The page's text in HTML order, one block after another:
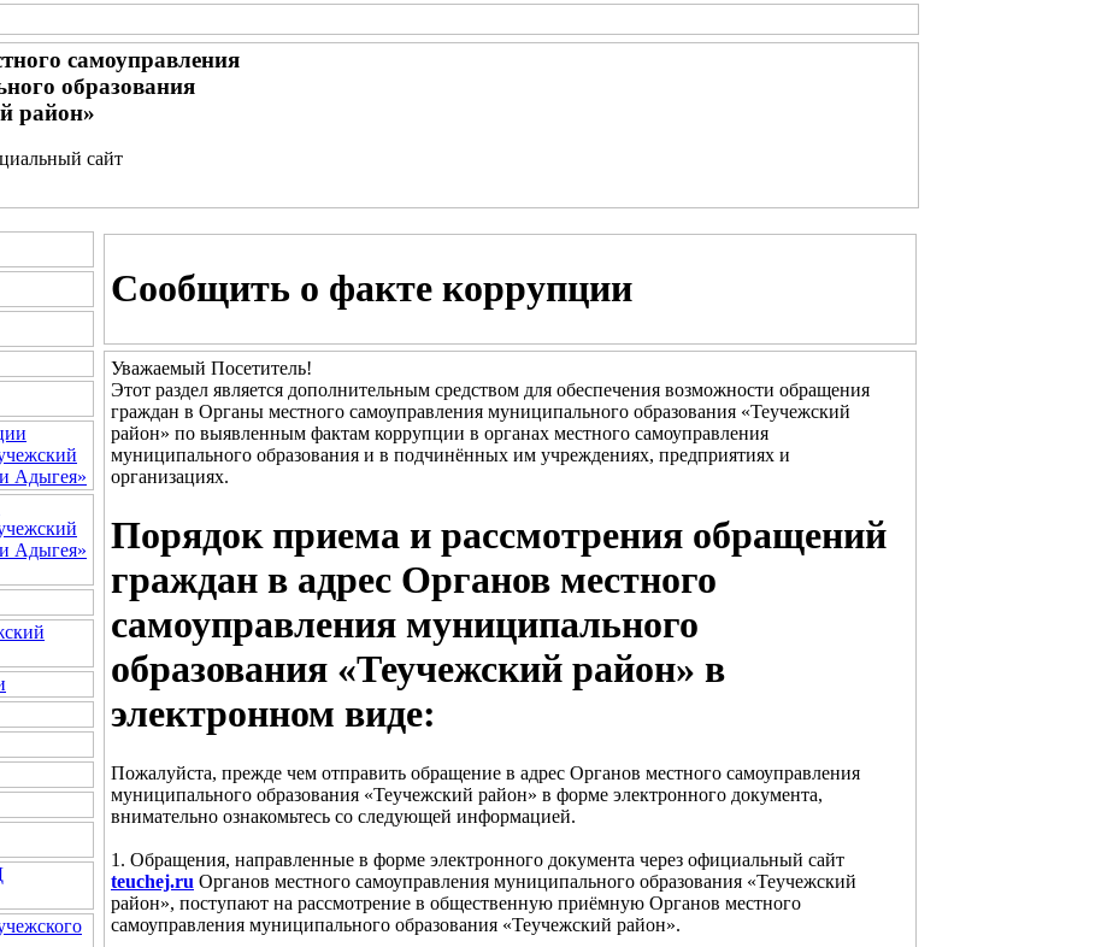
самоуправления
образования
район»
сайт
Адыгея»
Адыгея»
Сообщить о факте коррупции
Уважаемый Посетитель!
Этот раздел является дополнительным средством для обеспечения возможности обращения
граждан в Органы местного самоуправления муниципального образования «Теучежский
район» по выявленным фактам коррупции в органах местного самоуправления
муниципального образования и в подчинённых им учреждениях, предприятиях и
организациях.
Порядок приема и рассмотрения обращений
граждан в адрес Органов местного
самоуправления муниципального
образования «Теучежский район» в
электронном виде:
Пожалуйста, прежде чем отправить обращение в адрес Органов местного самоуправления
муниципального образования «Теучежский район» в форме электронного документа,
внимательно ознакомьтесь со следующей информацией.
1. Обращения, направленные в форме электронного документа через официальный сайт
teuchej.ru Органов местного самоуправления муниципального образования «Теучежский
район», поступают на рассмотрение в общественную приёмную Органов местного
самоуправления муниципального образования «Теучежский район».